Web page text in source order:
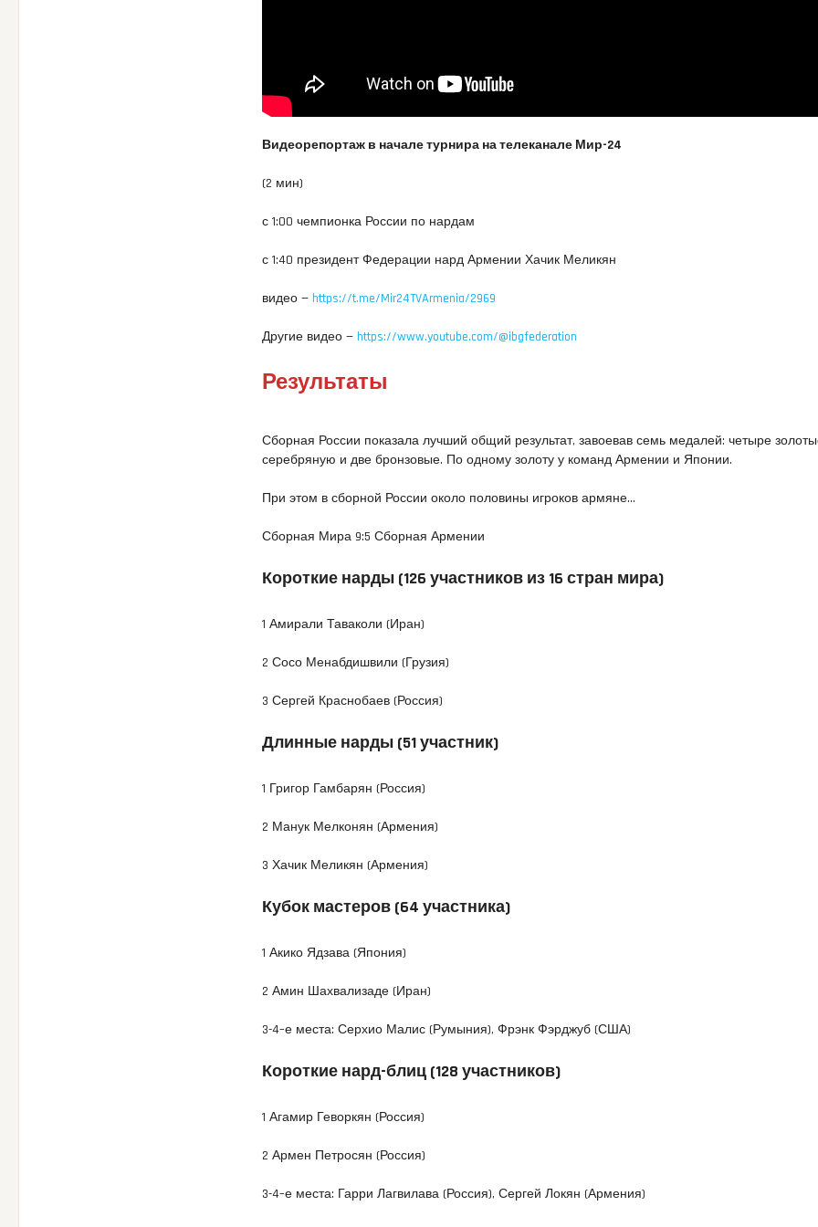
Видеорепортаж в начале турнира на телеканале Мир-24
(2 мин)
с 1:00 чемпионка России по нардам
с 1:40 президент Федерации нард Армении Хачик Меликян
видео — https://t.me/Mir24TVArmenia/2969
Другие видео — https://www.youtube.com/@ibgfederation
Результаты
Сборная России показала лучший общий результат, завоевав семь медалей: четыре
серебряную и две бронзовые. По одному золоту у команд Армении и Японии.
При этом в сборной России около половины игроков армяне…
Сборная Мира 9:5 Сборная Армении
Короткие нарды (126 участников из 16 стран мира)
1 Амирали Таваколи (Иран)
2 Сосо Менабдишвили (Грузия)
3 Сергей Краснобаев (Россия)
Длинные нарды (51 участник)
1 Григор Гамбарян (Россия)
2 Манук Мелконян (Армения)
3 Хачик Меликян (Армения)
Кубок мастеров (64 участника)
1 Акико Ядзава (Япония)
2 Амин Шахвализаде (Иран)
3-4–е места: Серхио Малис (Румыния), Фрэнк Фэрджуб (США)
Короткие нард-блиц (128 участников)
1 Агамир Геворкян (Россия)
2 Армен Петросян (Россия)
3-4–е места: Гарри Лагвилава (Россия), Сергей Локян (Армения)